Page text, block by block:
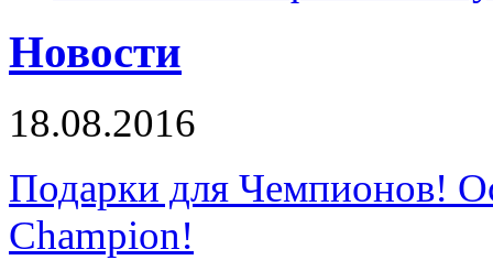
Новости
18.08.2016
Подарки для Чемпионов!
Champion!